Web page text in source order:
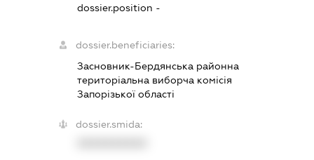
dossier.position -
dossier.beneficiaries:
Засновник-Бердянська районна
територіальна виборча комісія
Запорізької області
dossier.smida: